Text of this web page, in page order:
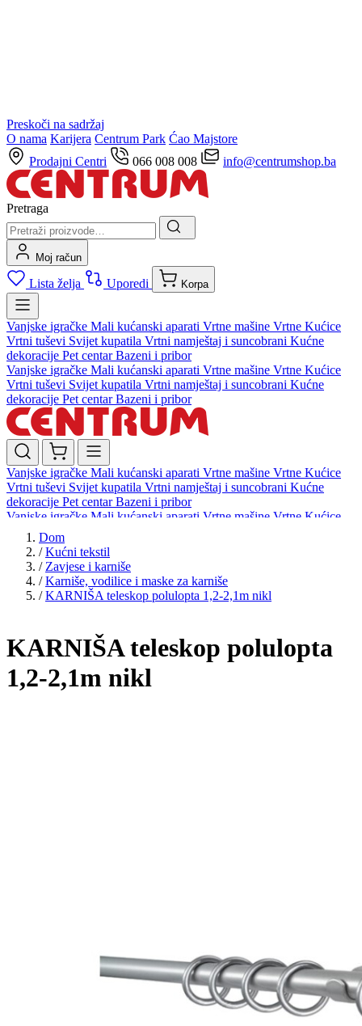
Preskoči na sadržaj
O nama Karijera Centrum Park Ćao Majstore
Prodajni Centri
066 008 008 info@centrumshop.ba
Pretraga
Moj račun
Lista želja Uporedi Korpa
Vanjske igračke Mali kućanski aparati Vrtne mašine Vrtne Kućice
Vrtni tuševi Svijet kupatila Vrtni namještaj i suncobrani Kućne
dekoracije Pet centarBazeni i pribor
Vanjske igračke Mali kućanski aparati Vrtne mašine Vrtne Kućice
Vrtni tuševi Svijet kupatila Vrtni namještaj i suncobrani Kućne
dekoracije Pet centarBazeni i pribor
Vanjske igračke Mali kućanski aparati Vrtne mašine Vrtne Kućice
Vrtni tuševi Svijet kupatila Vrtni namještaj i suncobrani Kućne
dekoracije Pet centarBazeni i pribor
Vanjske igračke Mali kućanski aparati Vrtne mašine Vrtne Kućice
Vrtni tuševi
dekoracijePet centar
Dom
/ Kućni tekstil
/ Zavjese i karniše
/ Karniše, vodilice i maske za karniše
/ KARNIŠA teleskop polulopta 1,2-2,1m nikl
KARNIŠA teleskop polulopta
1,2-2,1m nikl